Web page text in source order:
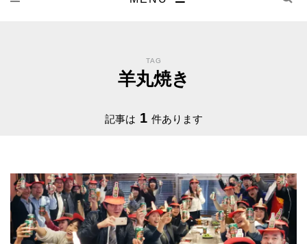
TAG
羊丸焼き
記事は 1 件あります